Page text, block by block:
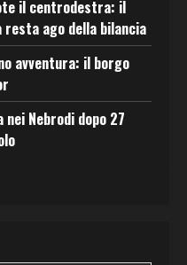
il centrodestra: il
resta ago della bilancia
avventura: il borgo
Nebrodi dopo 27